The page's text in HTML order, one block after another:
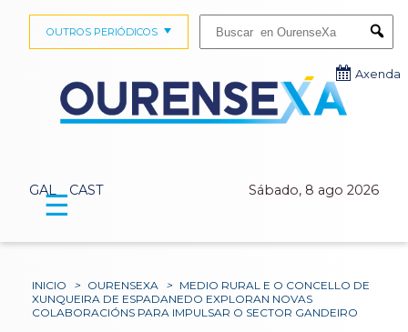
GAL CAST Sábado, 8 ago 2026
OUTROS PERIÓDICOS
Axenda
☰
INICIO > OURENSEXA > MEDIO RURAL E O CONCELLO DE
XUNQUEIRA DE ESPADANEDO EXPLORAN NOVAS
COLABORACIÓNS PARA IMPULSAR O SECTOR GANDEIRO